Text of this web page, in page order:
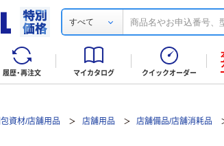
すべて
履歴・再注文 マイカタログ クイックオーダー
資材/店舗用品 店舗用品 店舗備品/店舗消耗品